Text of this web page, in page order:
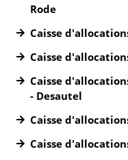
Rode
Caisse
Caisse
Caisse
- Desautel
Caisse
Caisse